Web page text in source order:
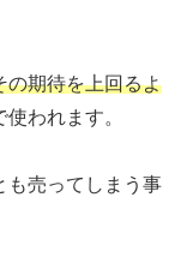
の期待を上回るよ
われます。
も売ってしまう事